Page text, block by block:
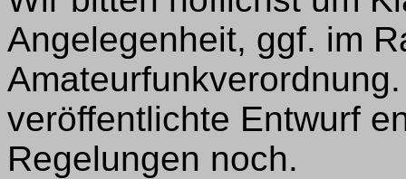
Angelegenheit, ggf. im
veröffentlichte Entwurf
Regelungen noch.